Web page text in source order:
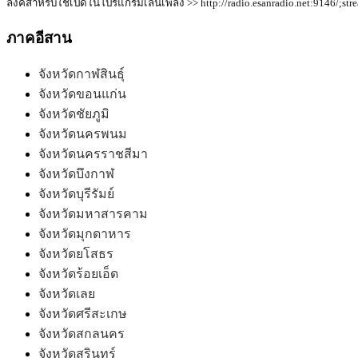
ลิ้งค์สำหรับใช้เปิดในโปรแกรมเล่นเพลง >> http://radio.esanradio.net:9146/
ภาคอีสาน
จังหวัดกาฬสินธุ์
จังหวัดขอนแก่น
จังหวัดชัยภูมิ
จังหวัดนครพนม
จังหวัดนครราชสีมา
จังหวัดบึงกาฬ
จังหวัดบุรีรัมย์
จังหวัดมหาสารคาม
จังหวัดมุกดาหาร
จังหวัดยโสธร
จังหวัดร้อยเอ็ด
จังหวัดเลย
จังหวัดศรีสะเกษ
จังหวัดสกลนคร
จังหวัดสุรินทร์